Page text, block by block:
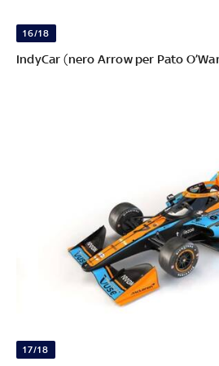
16/18
IndyCar (nero Arrow per Pato
17/18